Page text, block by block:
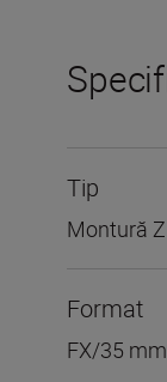
Tip
Montură
Format
FX/35 mm